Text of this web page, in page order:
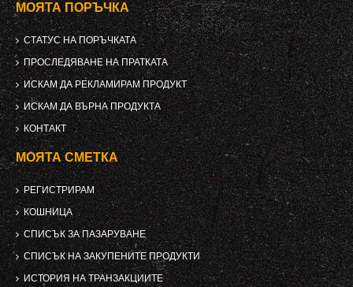
МОЯТА ПОРЪЧКА
СТАТУС НА ПОРЪЧКАТА
ПРОСЛЕДЯВАНЕ НА ПРАТКАТА
ИСКАМ ДА РЕКЛАМИРАМ ПРОДУКТ
ИСКАМ ДА ВЪРНА ПРОДУКТА
КОНТАКТ
МОЯТА СМЕТКА
РЕГИСТРИРАМ
КОШНИЦА
СПИСЪК ЗА ПАЗАРУВАНЕ
СПИСЪК НА ЗАКУПЕНИТЕ ПРОДУКТИ
ИСТОРИЯ НА ТРАНЗАКЦИИТЕ